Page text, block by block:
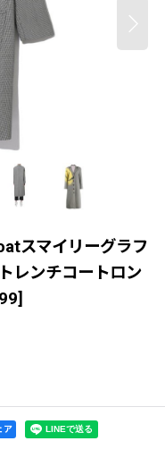
スマイリーグラフ
レンチコートロン
]
ア